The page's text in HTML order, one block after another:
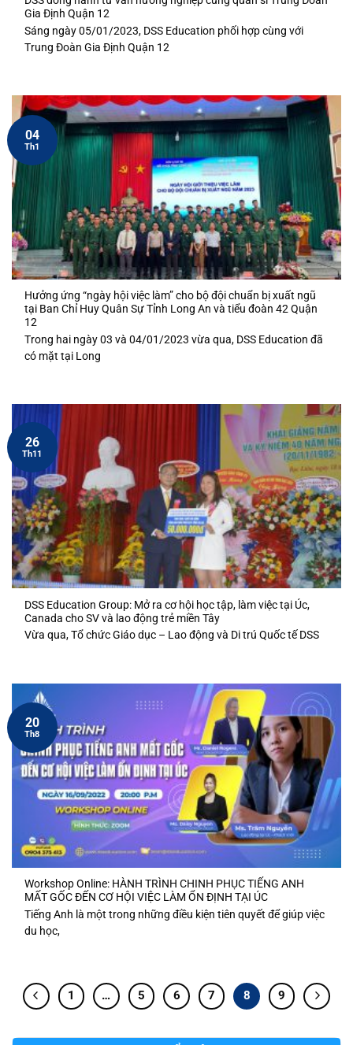
Gia Định Quận 12
Sáng ngày 05/01/2023, DSS Education phối hợp cùng với
Trung Đoàn Gia Định Quận 12
Hưởng ứng “ngày hội việc làm” cho bộ đội chuẩn bị xuất ngũ
tại Ban Chỉ Huy Quân Sự Tỉnh Long An và tiểu đoàn 42 Quận
12
Trong hai ngày 03 và 04/01/2023 vừa qua, DSS Education đã
có mặt tại Long
04
Th1
DSS Education Group: Mở ra cơ hội học tập, làm việc tại Úc,
Canada cho SV và lao động trẻ miền Tây
Vừa qua, Tổ chức Giáo dục – Lao động và Di trú Quốc tế DSS
26
Th11
Workshop Online: HÀNH TRÌNH CHINH PHỤC TIẾNG ANH
MẤT GỐC ĐẾN CƠ HỘI VIỆC LÀM ỔN ĐỊNH TẠI ÚC
Tiếng Anh là một trong những điều kiện tiên quyết để giúp việc
du học,
20
Th8
1 … 5 6 7 8 9